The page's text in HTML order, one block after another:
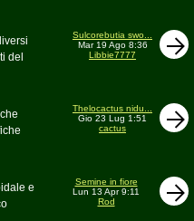
del
Sulcorebutia swo...
Mar 19 Ago 8:36
Libbie7777
Thelocactus nidu...
Gio 23 Lug 1:51
cactus
e
Semine in fiore
Lun 13 Apr 9:11
Rod